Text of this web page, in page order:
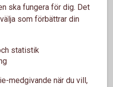
ska fungera för dig. Det
som förbättrar din
statistik
medgivande när du vill,